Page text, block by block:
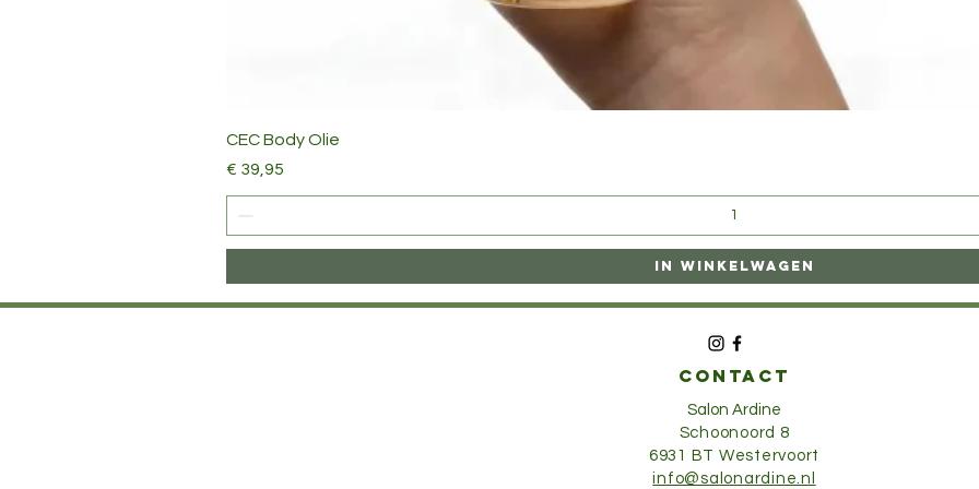
CEC Body Olie
Prijs
€ 39,95
In winkelwagen
CONTACT
Salon Ardine
Schoonoord 8
6931 BT Westervoort
info@salonardine.nl